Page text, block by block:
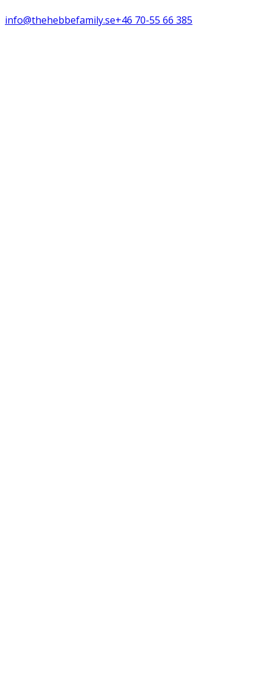
info@thehebbefamily.se+46 70-55 66 385